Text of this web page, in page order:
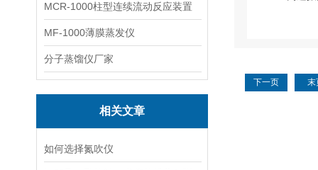
MCR-1000柱型连续流动反应装置
MF-1000薄膜蒸发仪
分子蒸馏仪厂家
相关文章
如何选择氮吹仪
下一页 末